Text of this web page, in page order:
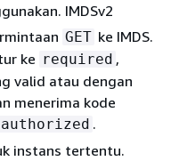
IMDSv2
GET ke IMDS.
ke required ,
valid atau dengan
menerima kode
.
instans tertentu.